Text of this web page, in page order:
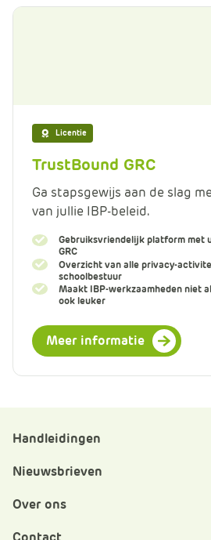
Licentie
TrustBound GRC
Ga stapsgewijs aan de slag
van jullie IBP-beleid.
Gebruiksvriendelijk platform met
GRC
Overzicht van alle privacy-
schoolbestuur
Maakt IBP-werkzaamheden niet
ook leuker
Meer informatie
Handleidingen
Nieuwsbrieven
Over ons